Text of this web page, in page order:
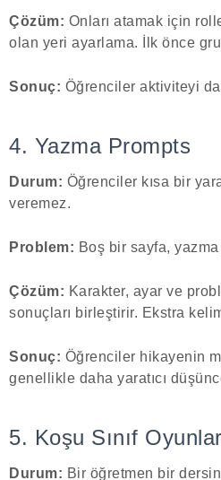
Çözüm: Onları atamak için
olan yeri ayarlama. İlk önce
Sonuç: Öğrenciler aktiviteyi
4. Yazma Prompts
Durum: Öğrenciler kısa bir
veremez.
Problem: Boş bir sayfa,
Çözüm: Karakter, ayar ve
sonuçları birleştirir. Ekstra
Sonuç: Öğrenciler hikayenin
genellikle daha yaratıcı
5. Koşu Sınıf
Durum: Bir öğretmen bir